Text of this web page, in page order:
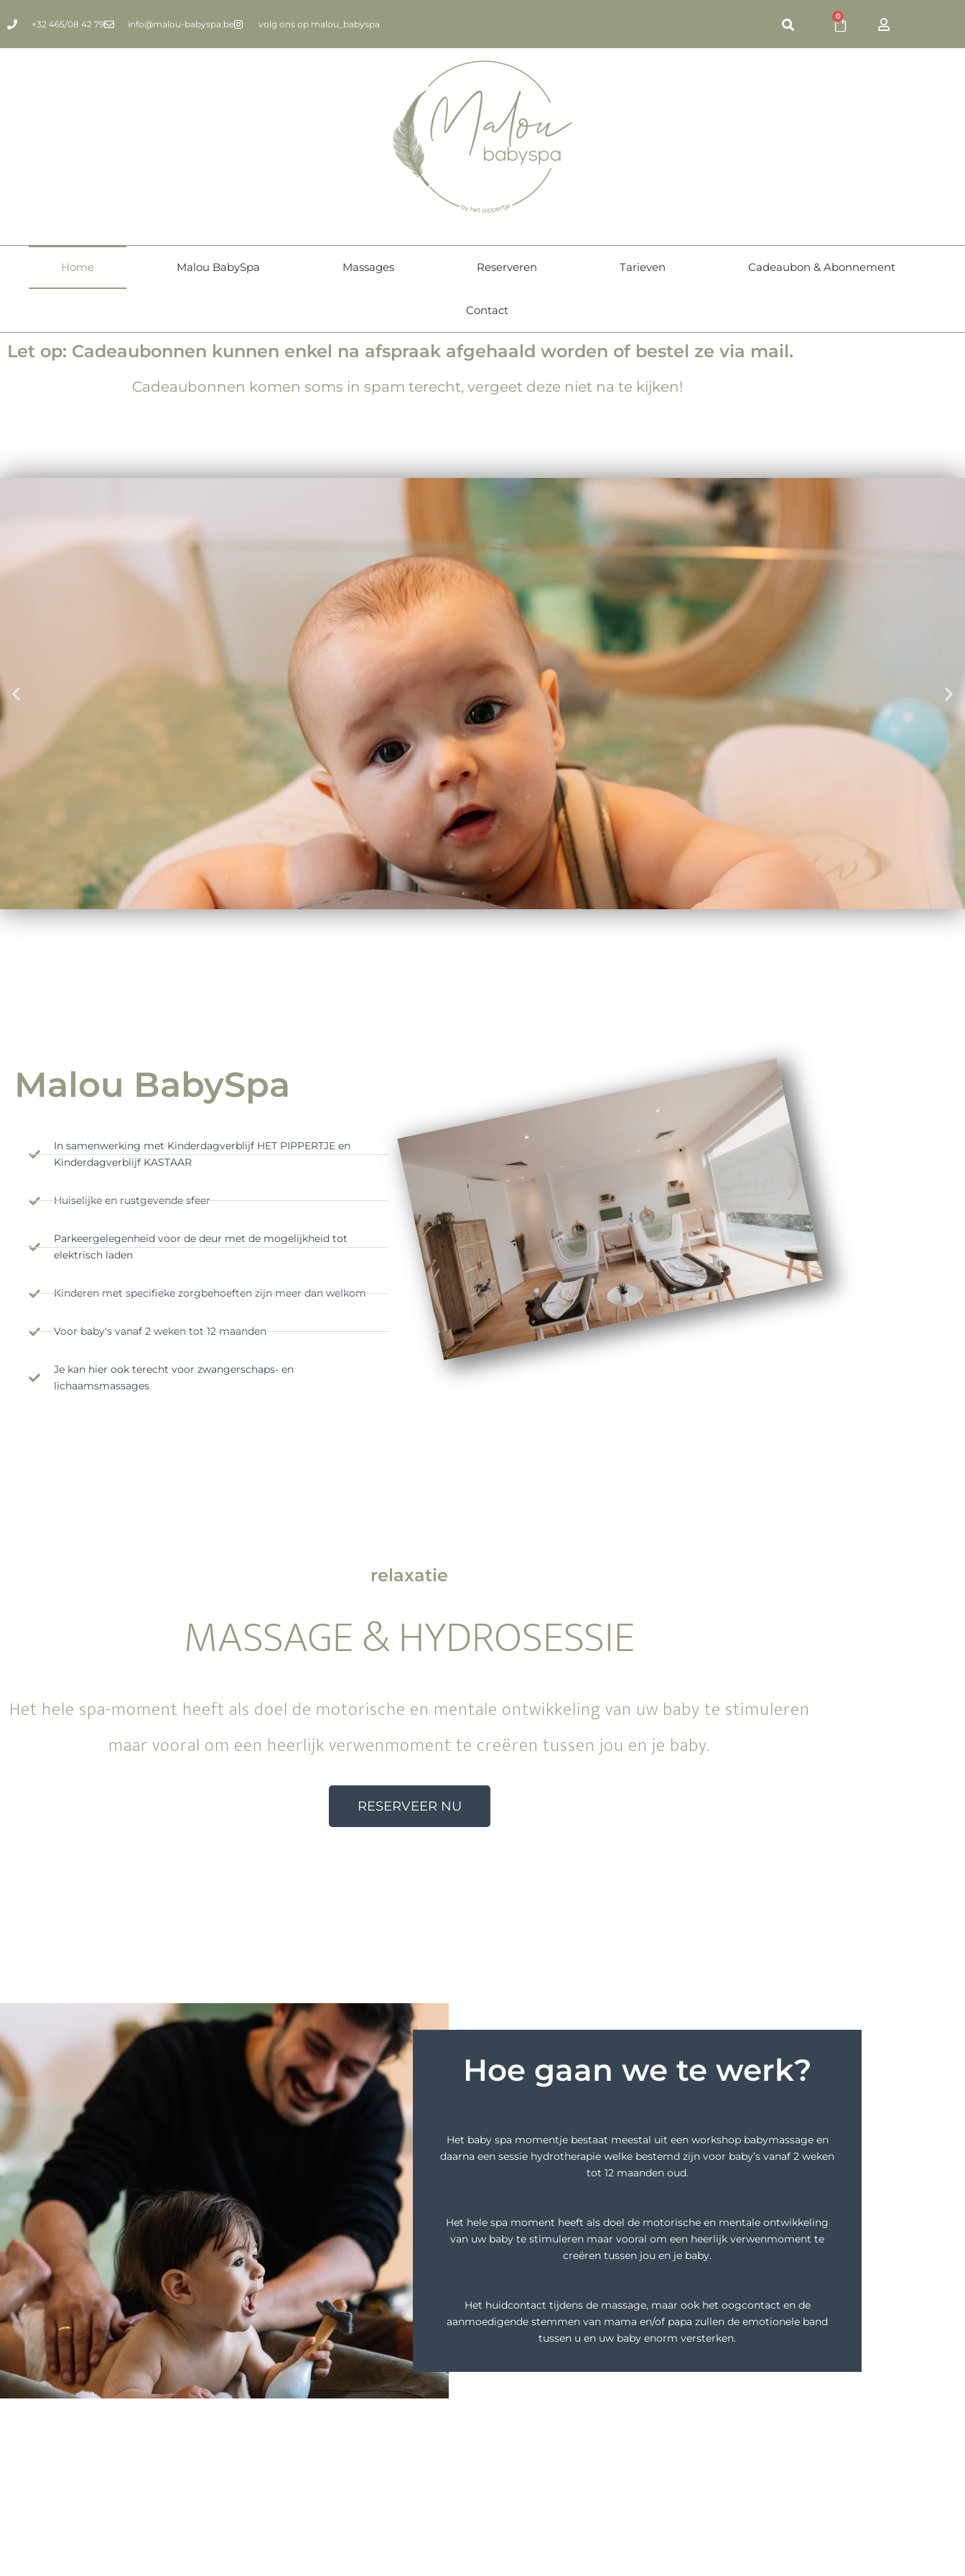
+32 465/08 42 79 info@malou-babyspa.be volg ons op malou_babyspa
0
Home Malou BabySpa Massages Reserveren Tarieven Cadeaubon & Abonnement
Contact
Let op: Cadeaubonnen kunnen enkel na afspraak afgehaald worden of bestel ze via mail.
Cadeaubonnen komen soms in spam terecht, vergeet deze niet na te kijken!
Malou BabySpa
Malou BabySpa
In samenwerking met Kinderdagverblijf HET PIPPERTJE en
Kinderdagverblijf KASTAAR
Huiselijke en rustgevende sfeer​
Parkeergelegenheid voor de deur​ met de mogelijkheid tot
elektrisch laden
Kinderen met specifieke zorgbehoeften zijn meer dan welkom
Voor baby's vanaf 2 weken tot 12 maanden
Je kan hier ook terecht voor zwangerschaps- en
lichaamsmassages
relaxatie
MASSAGE & HYDROSESSIE
Het hele spa-moment heeft als doel de motorische en mentale ontwikkeling van uw baby te stimuleren
maar vooral om een heerlijk verwenmoment te creëren tussen jou en je baby.
RESERVEER NU
Hoe gaan we te werk?
Het baby spa momentje bestaat meestal uit een workshop babymassage en
daarna een sessie hydrotherapie welke bestemd zijn voor baby’s vanaf 2 weken
tot 12 maanden oud.
Het hele spa moment heeft als doel de motorische en mentale ontwikkeling
van uw baby te stimuleren maar vooral om een heerlijk verwenmoment te
creëren tussen jou en je baby.
Het huidcontact tijdens de massage, maar ook het oogcontact en de
aanmoedigende stemmen van mama en/of papa zullen de emotionele band
tussen u en uw baby enorm versterken.